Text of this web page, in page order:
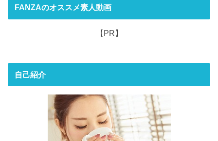
FANZAのオススメ素人動画
【PR】
自己紹介